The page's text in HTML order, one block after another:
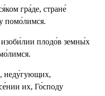
гра́де, стране́
помо́лимся.
изоби́лии плодо́в земны́х
неду́гующих,
их, Го́споду